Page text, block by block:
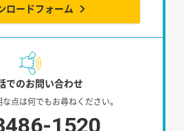
ロードフォーム
でのお問い合わせ
点は何でもお尋ねください。
1520